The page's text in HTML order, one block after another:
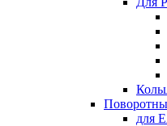
для